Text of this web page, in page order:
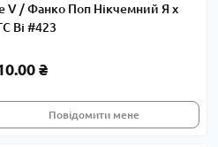
V / Фанко Поп Нікчемний Я x
Ві #423
₴
Повідомити мене